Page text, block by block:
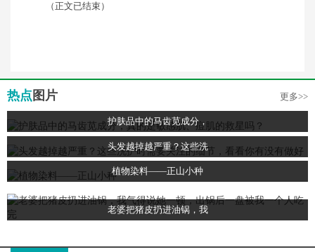
（正文已结束）
热点 图片 更多>>
护肤品中的马齿苋成分，
头发越掉越严重？这些洗
植物染料——正山小种
老婆把猪皮扔进油锅，我